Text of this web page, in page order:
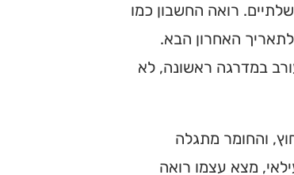
רואה החשבון כמו
האחרון הבא.
במדרגה ראשונה, לא
והחומר מתגלה
מצא עצמו רואה